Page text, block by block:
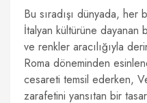
Bu sıradışı dünyada, her
İtalyan kültürüne dayanan
ve renkler aracılığıyla
Roma döneminden
cesareti temsil ederken,
zarafetini yansıtan bir